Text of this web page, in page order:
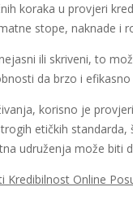
koraka u provjeri
stope, naknade i
ili skriveni, to
da brzo i
korisno je
etičkih
udruženja može biti
Kredibilnost Online